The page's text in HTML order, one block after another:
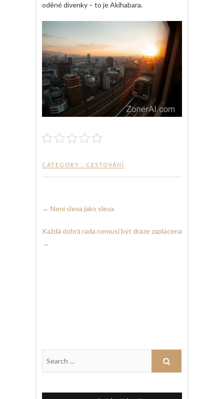
oděné dívenky – to je Akihabara.
CATEGORY : CESTOVÁNÍ
← Není sleva jako sleva
Každá dobrá rada nemusí být draze zaplacena
→